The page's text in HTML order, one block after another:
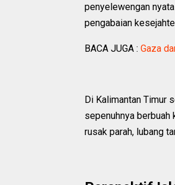
penyelewengan
pengabaian
BACA JUGA : Gaza
Di Kalimantan Timur
sepenuhnya berbuah
rusak parah, lubang